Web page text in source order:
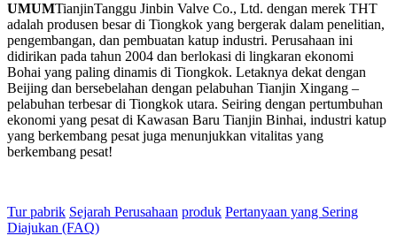
UMUMTianjinTanggu Jinbin Valve Co., Ltd. dengan merek THT
adalah produsen besar di Tiongkok yang bergerak dalam penelitian,
pengembangan, dan pembuatan katup industri. Perusahaan ini
didirikan pada tahun 2004 dan berlokasi di lingkaran ekonomi
Bohai yang paling dinamis di Tiongkok. Letaknya dekat dengan
Beijing dan bersebelahan dengan pelabuhan Tianjin Xingang –
pelabuhan terbesar di Tiongkok utara. Seiring dengan pertumbuhan
ekonomi yang pesat di Kawasan Baru Tianjin Binhai, industri katup
yang berkembang pesat juga menunjukkan vitalitas yang
berkembang pesat!
Tur pabrik Sejarah Perusahaan produk Pertanyaan yang Sering
Diajukan (FAQ)